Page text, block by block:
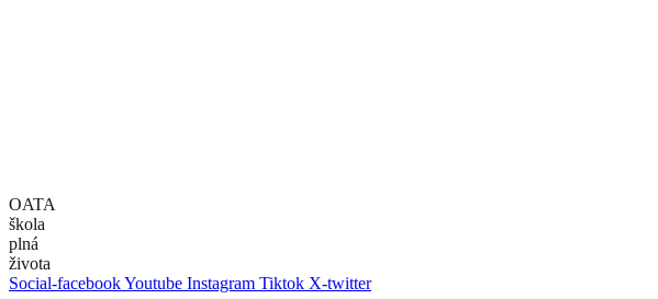
OATA
škola
plná
života
Social-facebookYoutube Instagram Tiktok X-twitter